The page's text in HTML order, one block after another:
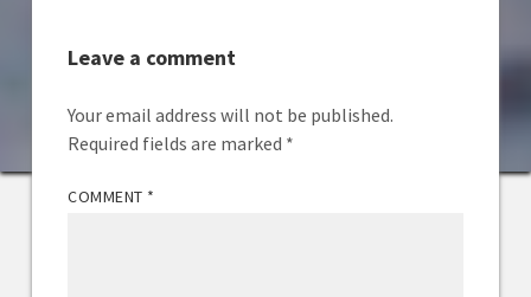
Leave a comment
Your email address will not be published.
Required fields are marked *
COMMENT *